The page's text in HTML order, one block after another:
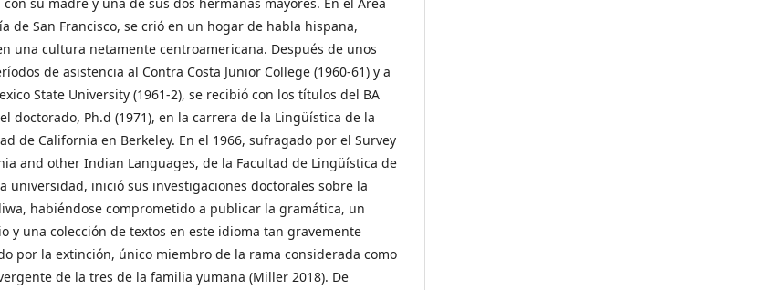
de San Francisco, se crió en un hogar de habla hispana,
una cultura netamente centroamericana. Después de unos
de asistencia al Contra Costa Junior College (1960-61) y a
State University (1961-2), se recibió con los títulos del BA
doctorado, Ph.d (1971), en la carrera de la Lingüística de la
de California en Berkeley. En el 1966, sufragado por el Survey
and other Indian Languages, de la Facultad de Lingüística de
universidad, inició sus investigaciones doctorales sobre la
habiéndose comprometido a publicar la gramática, un
y una colección de textos en este idioma tan gravemente
por la extinción, único miembro de la rama considerada como
de la tres de la familia yumana (Miller 2018). De